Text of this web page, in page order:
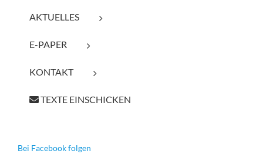
AKTUELLES
E-PAPER
KONTAKT
TEXTE EINSCHICKEN
Bei Facebook folgen